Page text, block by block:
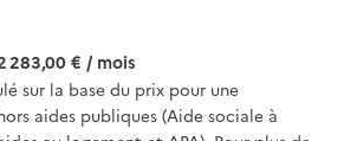
283,00 € / mois
sur la base du prix pour une
aides publiques (Aide sociale à